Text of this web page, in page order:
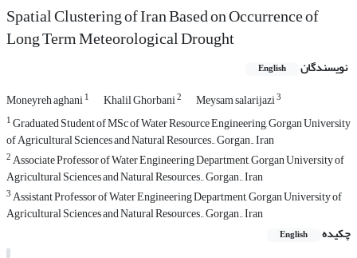
Spatial Clustering of Iran Based on Occurrence of
Long Term Meteorological Drought
نویسندگان English
Moneyreh aghani1 Khalil Ghorbani2 Meysam salarijazi3
1Graduated Student of MSc of Water Resource Engineering, Gorgan University
of Agricultural Sciences and Natural Resources., Gorgan., Iran
2Associate Professor of Water Engineering Department, Gorgan University of
Agricultural Sciences and Natural Resources., Gorgan., Iran
3Assistant Professor of Water Engineering Department, Gorgan University of
Agricultural Sciences and Natural Resources., Gorgan., Iran
چکیده
English